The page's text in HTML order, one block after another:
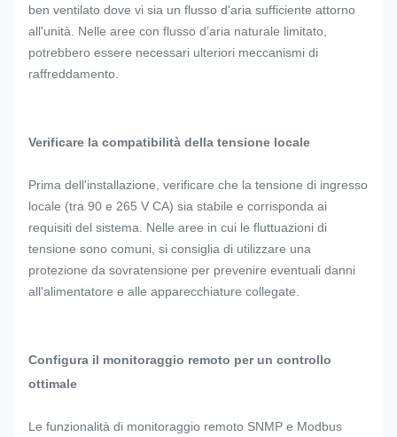
ben ventilato dove vi sia un flusso d'aria sufficiente attorno
all'unità. Nelle aree con flusso d’aria naturale limitato,
potrebbero essere necessari ulteriori meccanismi di
raffreddamento.
Verificare la compatibilità della tensione locale
Prima dell'installazione, verificare che la tensione di ingresso
locale (tra 90 e 265 V CA) sia stabile e corrisponda ai
requisiti del sistema. Nelle aree in cui le fluttuazioni di
tensione sono comuni, si consiglia di utilizzare una
protezione da sovratensione per prevenire eventuali danni
all'alimentatore e alle apparecchiature collegate.
Configura il monitoraggio remoto per un controllo
ottimale
Le funzionalità di monitoraggio remoto SNMP e Modbus